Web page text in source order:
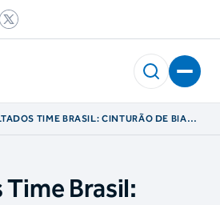
TIME BRASIL: CINTURÃO DE BIA
Time Brasil: